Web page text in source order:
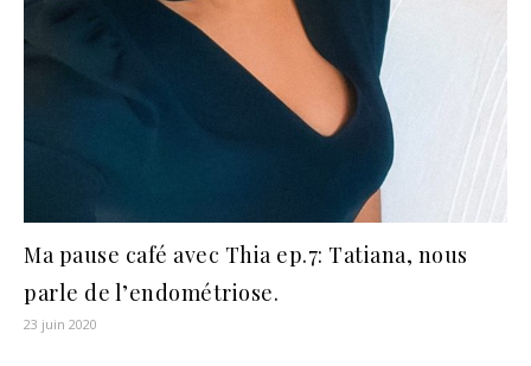
Ma pause café avec Thia ep.7: Tatiana, nous
parle de l’endométriose.
23 juin 2020